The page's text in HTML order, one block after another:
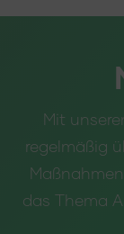
Mit
regelmäßig
das Thema